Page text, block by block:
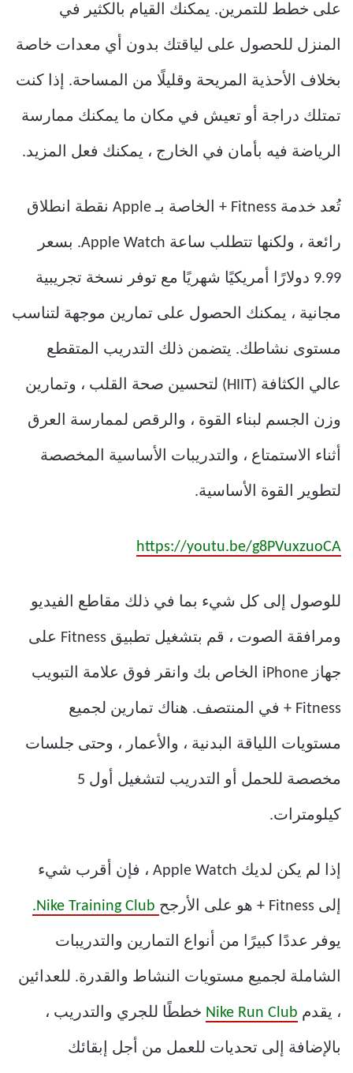
على خطط للتمرين. يمكنك القيام بالكثير في
المنزل للحصول على لياقتك بدون أي معدات خاصة
بخلاف الأحذية المريحة وقليلًا من المساحة. إذا كنت
تمتلك دراجة أو تعيش في مكان ما يمكنك ممارسة
الرياضة فيه بأمان في الخارج ، يمكنك فعل المزيد.
تُعد خدمة Fitness + الخاصة بـ Apple نقطة انطلاق
رائعة ، ولكنها تتطلب ساعة Apple Watch. بسعر
9.99 دولارًا أمريكيًا شهريًا مع توفر نسخة تجريبية
مجانية ، يمكنك الحصول على تمارين موجهة لتناسب
مستوى نشاطك. يتضمن ذلك التدريب المتقطع
عالي الكثافة (HIIT) لتحسين صحة القلب ، وتمارين
وزن الجسم لبناء القوة ، والرقص لممارسة العرق
أثناء الاستمتاع ، والتدريبات الأساسية المخصصة
لتطوير القوة الأساسية.
https://youtu.be/g8PVuxzuoCA
للوصول إلى كل شيء بما في ذلك مقاطع الفيديو
ومرافقة الصوت ، قم بتشغيل تطبيق Fitness على
جهاز iPhone الخاص بك وانقر فوق علامة التبويب
Fitness + في المنتصف. هناك تمارين لجميع
مستويات اللياقة البدنية ، والأعمار ، وحتى جلسات
مخصصة للحمل أو التدريب لتشغيل أول 5
كيلومترات.
إذا لم يكن لديك Apple Watch ، فإن أقرب شيء
إلى Fitness + هو على الأرجح
يوفر عددًا كبيرًا من أنواع التمارين والتدريبات
الشاملة لجميع مستويات النشاط والقدرة. للعدائين
، يقدم Nike Run Club خططًا للجري والتدريب ،
بالإضافة إلى تحديات للعمل من أجل إبقائك